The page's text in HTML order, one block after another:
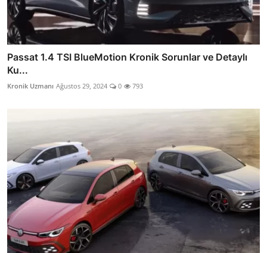
Passat 1.4 TSI BlueMotion Kronik Sorunlar ve Detaylı
Ku...
Kronik Uzmanı Ağustos 29, 2024 0 793